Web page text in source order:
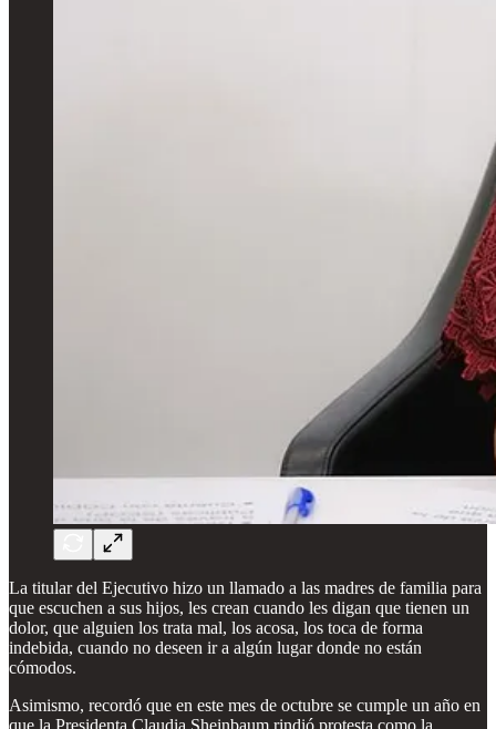
La titular del Ejecutivo hizo un llamado a las madres de familia para
que escuchen a sus hijos, les crean cuando les digan que tienen un
dolor, que alguien los trata mal, los acosa, los toca de forma
indebida, cuando no deseen ir a algún lugar donde no están
cómodos.
Asimismo, recordó que en este mes de octubre se cumple un año en
que la Presidenta Claudia Sheinbaum rindió protesta como la